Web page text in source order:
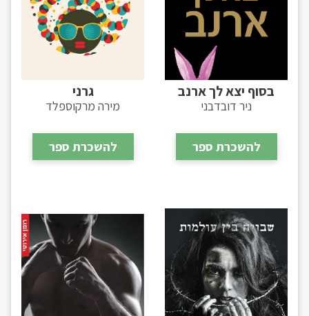
בסוף יצא לך ארנב
ניר דובדבני
להשכרת ספר
גרני
מירה מרקוספלד
להשכרת ספר